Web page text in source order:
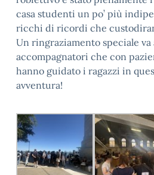
casa studenti un po’ più
ricchi di ricordi che
Un ringraziamento speciale
accompagnatori che con
hanno guidato i ragazzi in
avventura!